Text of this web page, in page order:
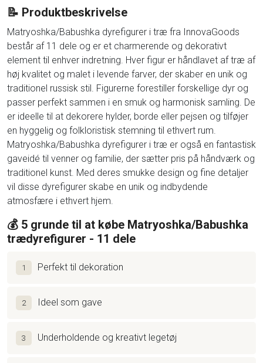
📝 Produktbeskrivelse
Matryoshka/Babushka dyrefigurer i træ fra InnovaGoods
består af 11 dele og er et charmerende og dekorativt
element til enhver indretning. Hver figur er håndlavet af træ af
høj kvalitet og malet i levende farver, der skaber en unik og
traditionel russisk stil. Figurerne forestiller forskellige dyr og
passer perfekt sammen i en smuk og harmonisk samling. De
er ideelle til at dekorere hylder, borde eller pejsen og tilføjer
en hyggelig og folkloristisk stemning til ethvert rum.
Matryoshka/Babushka dyrefigurer i træ er også en fantastisk
gaveidé til venner og familie, der sætter pris på håndværk og
traditionel kunst. Med deres smukke design og fine detaljer
vil disse dyrefigurer skabe en unik og indbydende
atmosfære i ethvert hjem.
💰 5 grunde til at købe Matryoshka/Babushka
trædyrefigurer - 11 dele
1 Perfekt til dekoration
2 Ideel som gave
3 Underholdende og kreativt legetøj